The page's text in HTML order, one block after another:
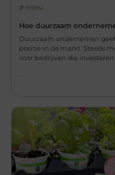
Milieu
Hoe duurzaam
Duurzaam ondernemen
positie in de markt. Steeds
voor bedrijven die investeren
...